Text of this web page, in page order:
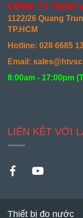
Thiết bị đo nước
CÔNG TY TNHH
1122/26 Quang
TP.HCM
Hotline: 028 6685
Email:
8:00am - 17:00pm (
LIÊN KẾT VỚI